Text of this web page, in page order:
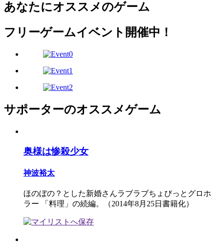
あなたにオススメのゲーム
フリーゲームイベント開催中！
サポーターのオススメゲーム
奥様は惨殺少女
神波裕太
ほのぼの？とした新婚さんラブラブちょびっとグロホ
ラー 「料理」の続編。（2014年8月25日書籍化）